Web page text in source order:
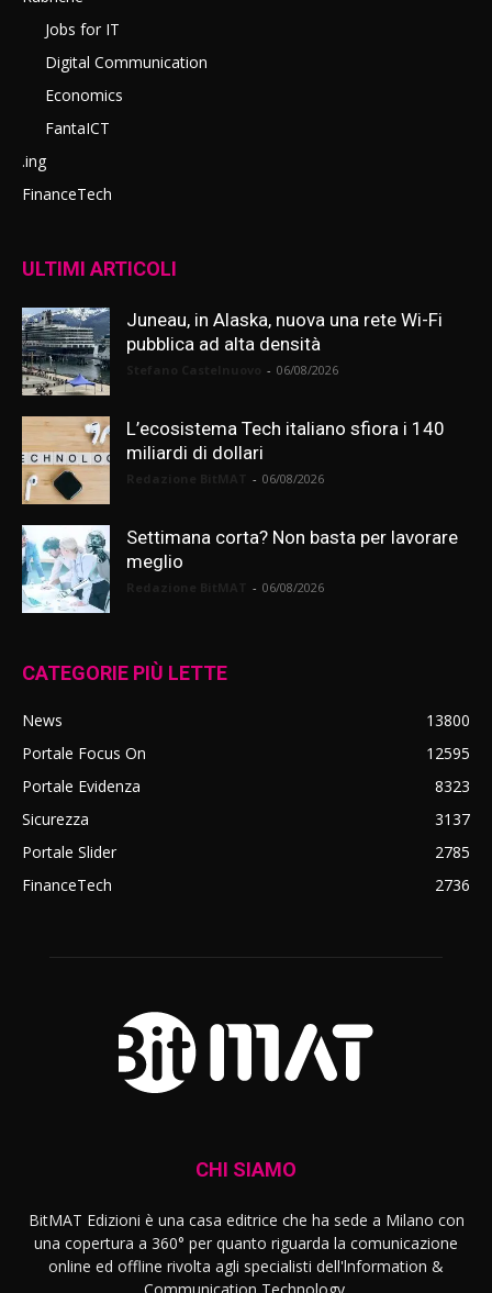
Jobs for IT
Digital Communication
Economics
FantaICT
.ing
FinanceTech
ULTIMI ARTICOLI
Juneau, in Alaska, nuova una rete Wi-Fi
pubblica ad alta densità
- 06/08/2026
L’ecosistema Tech italiano sfiora i 140
miliardi di dollari
- 06/08/2026
Settimana corta? Non basta per lavorare
meglio
- 06/08/2026
CATEGORIE PIÙ LETTE
News
13800
Portale Focus On
12595
Portale Evidenza
8323
Sicurezza
3137
Portale Slider
2785
FinanceTech
2736
CHI SIAMO
BitMAT Edizioni è una casa editrice che ha sede a Milano con
una copertura a 360° per quanto riguarda la comunicazione
online ed offline rivolta agli specialisti dell'lnformation &